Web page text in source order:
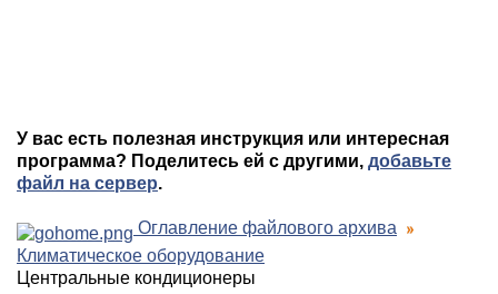
У вас есть полезная инструкция или интересная
программа? Поделитесь ей с другими, добавьте
файл на сервер.
Оглавление файлового архива
Климатическое оборудование
Центральные кондиционеры